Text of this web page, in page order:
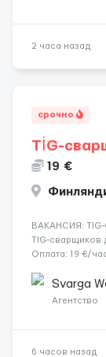
2 часа назад
срочно
TİG-
19 €
​​ВАКАНСИЯ:
TIG-сварщиков
Оплата: 19 €/
переработки.
Svarga
Агентство
6 часов назад